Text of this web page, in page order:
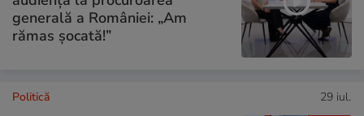
generală a României: „Am
rămas șocată!”
Politică 29 iul.